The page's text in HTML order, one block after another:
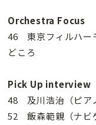
Orchestra Focus
46 東京フィルハー
どころ
Pick Up interview
48 及川浩治（ピア
52 飯森範親（ナビ